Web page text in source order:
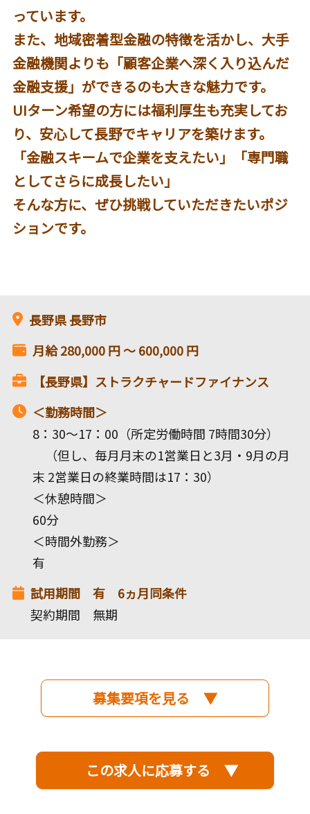
っています。
また、地域密着型金融の特徴を活かし、大手
金融機関よりも「顧客企業へ深く入り込んだ
金融支援」ができるのも大きな魅力です。
UIターン希望の方には福利厚生も充実してお
り、安心して長野でキャリアを築けます。
「金融スキームで企業を支えたい」「専門職
としてさらに成長したい」
そんな方に、ぜひ挑戦していただきたいポジ
ションです。
長野県長野市
月給 280,000 円 〜 600,000円
【長野県】ストラクチャードファイナンス
＜勤務時間＞
8：30～17：00（所定労働時間 7時間30分）
（但し、毎月月末の1営業日と3月・9月の月
末 2営業日の終業時間は17：30）
＜休憩時間＞
60分
＜時間外勤務＞
有
試用期間 有 6ヵ月同条件
契約期間 無期
募集要項を見る ▼
この求人に応募する ▼